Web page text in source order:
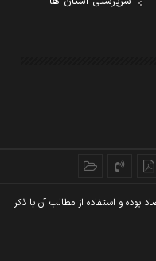
بوده و استفاده از مطالب آن با ذکر